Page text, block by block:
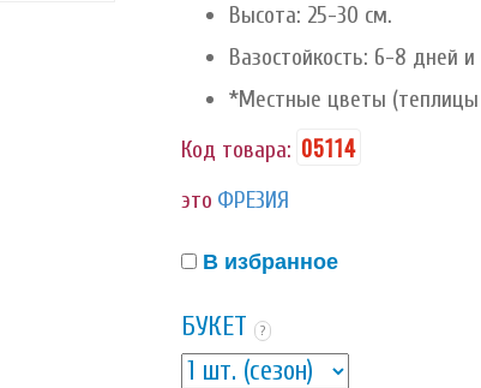
Высота: 25-30 см.
Вазостойкость: 6-8 дней и
*Местные цветы (теплицы
Код товара: 05114
это ФРЕЗИЯ
В избранное
БУКЕТ ?